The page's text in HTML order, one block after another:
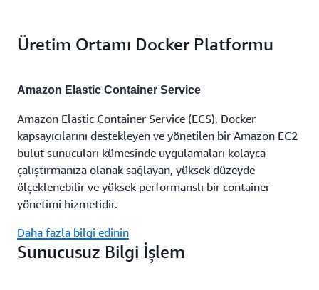
Üretim Ortamı Docker Platformu
Amazon Elastic Container Service
Amazon Elastic Container Service (ECS), Docker
kapsayıcılarını destekleyen ve yönetilen bir Amazon EC2
bulut sunucuları kümesinde uygulamaları kolayca
çalıştırmanıza olanak sağlayan, yüksek düzeyde
ölçeklenebilir ve yüksek performanslı bir container
yönetimi hizmetidir.
Daha fazla bilgi edinin
Sunucusuz Bilgi İşlem